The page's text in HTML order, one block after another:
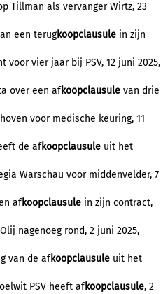
Tillman als vervanger Wirtz, 23
een terugkoopclausule in zijn
voor vier jaar bij PSV, 12 juni 2025,
over een afkoopclausule van drie
voor medische keuring, 11
de afkoopclausule uit het
Warschau voor middenvelder, 7
afkoopclausule in zijn contract,
nagenoeg rond, 2 juni 2025,
van de afkoopclausule uit het
PSV heeft afkoopclausule, 2